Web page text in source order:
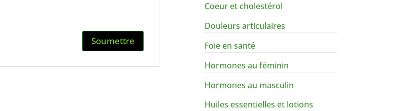
Coeur et cholestérol
Douleurs articulaires
Foie en santé
Hormones au féminin
Hormones au masculin
Huiles essentielles et lotions